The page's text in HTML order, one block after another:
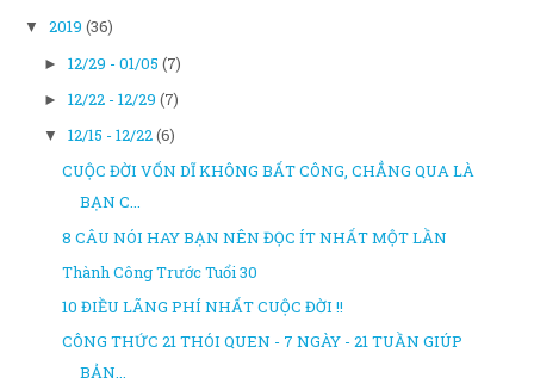
▼ 2019 (36)
► 12/29 - 01/05 (7)
► 12/22 - 12/29 (7)
▼ 12/15 - 12/22(6)
CUỘC ĐỜI VỐN DĨ KHÔNG BẤT CÔNG, CHẲNG QUA LÀ
BẠN C...
8 CÂU NÓI HAY BẠN NÊN ĐỌC ÍT NHẤT MỘT LẦN
Thành Công Trước Tuổi 30
10 ĐIỀU LÃNG PHÍ NHẤT CUỘC ĐỜI !!
CÔNG THỨC 21 THÓI QUEN - 7 NGÀY - 21 TUẦN GIÚP
BẢN...